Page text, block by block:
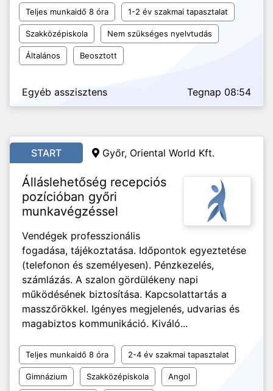
Teljes munkaidő 8 óra 1-2 év szakmai tapasztalat
Szakközépiskola Nem szükséges nyelvtudás
Általános Beosztott
Egyéb asszisztens Tegnap 08:54
START Győr, Oriental World Kft.
Álláslehetőség recepciós
pozícióban győri
munkavégzéssel
Vendégek professzionális
fogadása, tájékoztatása. Időpontok egyeztetése
(telefonon és személyesen). Pénzkezelés,
számlázás. A szalon gördülékeny napi
működésének biztosítása. Kapcsolattartás a
masszőrökkel. Igényes megjelenés, udvarias és
magabiztos kommunikáció. Kiváló...
Teljes munkaidő 8 óra 2-4 év szakmai tapasztalat
Gimnázium Szakközépiskola Angol